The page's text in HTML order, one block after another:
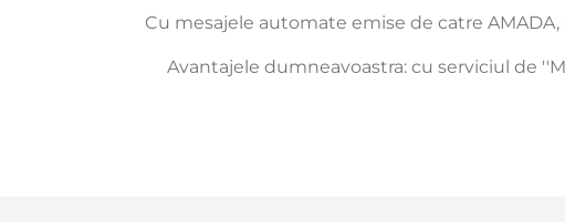
Cu mesajele automate emise de catre
Avantajele dumneavoastra: cu serviciul de